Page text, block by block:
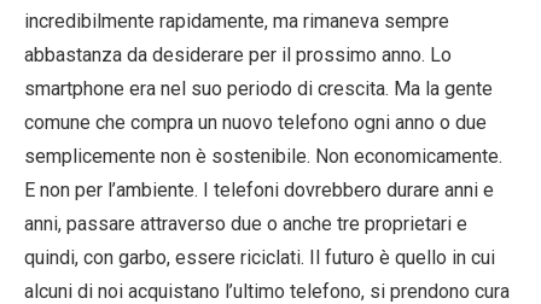
incredibilmente rapidamente, ma rimaneva sempre
abbastanza da desiderare per il prossimo anno. Lo
smartphone era nel suo periodo di crescita. Ma la gente
comune che compra un nuovo telefono ogni anno o due
semplicemente non è sostenibile. Non economicamente.
E non per l’ambiente. I telefoni dovrebbero durare anni e
anni, passare attraverso due o anche tre proprietari e
quindi, con garbo, essere riciclati. Il futuro è quello in cui
alcuni di noi acquistano l’ultimo telefono, si prendono cura